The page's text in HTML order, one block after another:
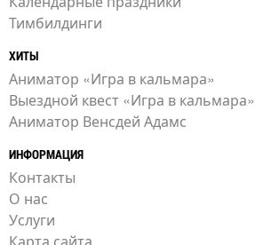
Тимбилдинги
ХИТЫ
Аниматор «Игра в кальмара»
Выездной квест «Игра в кальмара»
Аниматор Венсдей Адамс
ИНФОРМАЦИЯ
Контакты
О нас
Услуги
Карта сайта